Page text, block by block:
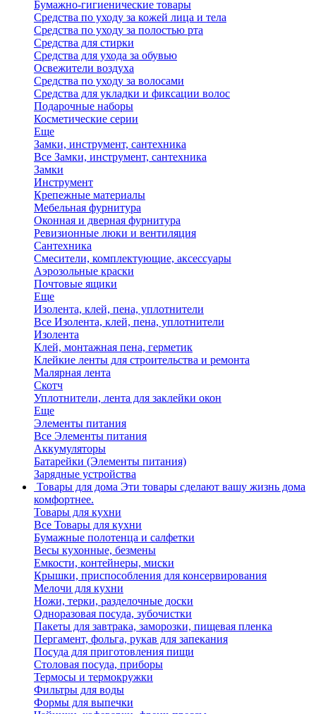
Бумажно-гигиенические товары
Средства по уходу за кожей лица и тела
Средства по уходу за полостью рта
Средства для стирки
Средства для ухода за обувью
Освежители воздуха
Средства по уходу за волосами
Средства для укладки и фиксации волос
Подарочные наборы
Косметические серии
Еще
Замки, инструмент, сантехника
Все Замки, инструмент, сантехника
Замки
Инструмент
Крепежные материалы
Мебельная фурнитура
Оконная и дверная фурнитура
Ревизионные люки и вентиляция
Сантехника
Смесители, комплектующие, аксессуары
Аэрозольные краски
Почтовые ящики
Еще
Изолента, клей, пена, уплотнители
Все Изолента, клей, пена, уплотнители
Изолента
Клей, монтажная пена, герметик
Клейкие ленты для строительства и ремонта
Малярная лента
Скотч
Уплотнители, лента для заклейки окон
Еще
Элементы питания
Все Элементы питания
Аккумуляторы
Батарейки (Элементы питания)
Зарядные устройства
Товары для дома Эти товары сделают вашу жизнь дома
комфортнее.
Товары для кухни
Все Товары для кухни
Бумажные полотенца и салфетки
Весы кухонные, безмены
Емкости, контейнеры, миски
Крышки, приспособления для консервирования
Мелочи для кухни
Ножи, терки, разделочные доски
Одноразовая посуда, зубочистки
Пакеты для завтрака, заморозки, пищевая пленка
Пергамент, фольга, рукав для запекания
Посуда для приготовления пищи
Столовая посуда, приборы
Термосы и термокружки
Фильтры для воды
Формы для выпечки